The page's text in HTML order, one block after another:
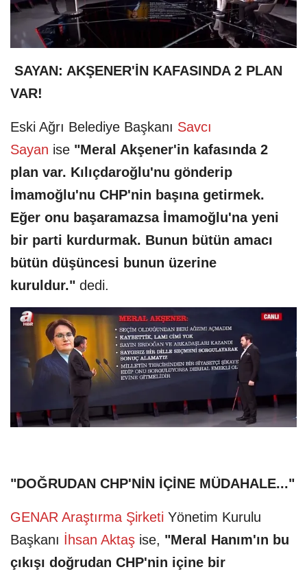
SAYAN: AKŞENER'İN KAFASINDA 2 PLAN
VAR!
Eski Ağrı Belediye Başkanı Savcı
Sayan ise "Meral Akşener'in kafasında 2
plan var. Kılıçdaroğlu'nu gönderip
İmamoğlu'nu CHP'nin başına getirmek.
Eğer onu başaramazsa İmamoğlu'na yeni
bir parti kurdurmak. Bunun bütün amacı
bütün düşüncesi bunun üzerine
kuruldur." dedi.
"DOĞRUDAN CHP'NİN İÇİNE MÜDAHALE..."
GENAR Araştırma Şirketi Yönetim Kurulu
Başkanı İhsan Aktaş ise, "Meral Hanım'ın bu
çıkışı doğrudan CHP'nin içine bir